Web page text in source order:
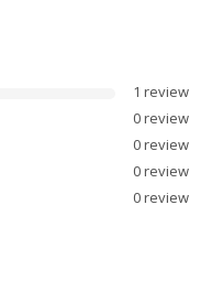
1 review
0review
0review
0review
0review